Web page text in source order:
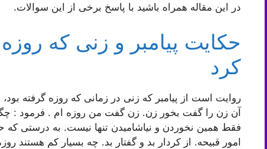
در این مقاله همراه باشید با پاسخ برخی از این سوالات.
حکایت پیامبر و زنی که
کرد
روایت است از پیامبر که زنى در زمانی که روزه گرفته
آن زن را گفت بخور زن. زن گفت من روزه ام . فرمود :
فقط همین نخوردن و نیاشامیدن تنها نیست. به درستى که
امور قبیحه. از کردار بد و گفتار بد. چه بسیار کم هستند